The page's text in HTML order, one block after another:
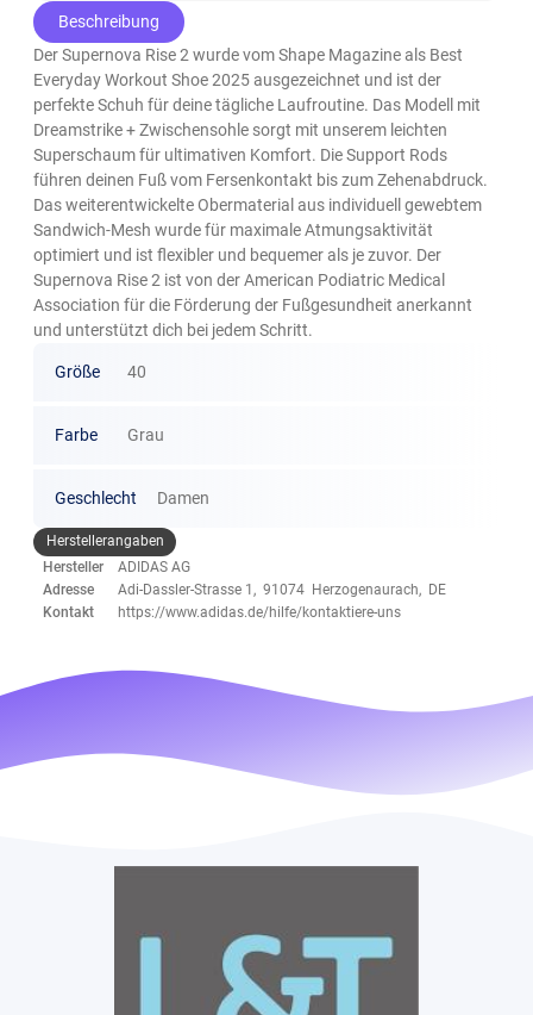
Beschreibung
Der Supernova Rise 2 wurde vom Shape Magazine als Best
Everyday Workout Shoe 2025 ausgezeichnet und ist der
perfekte Schuh für deine tägliche Laufroutine. Das Modell mit
Dreamstrike + Zwischensohle sorgt mit unserem leichten
Superschaum für ultimativen Komfort. Die Support Rods
führen deinen Fuß vom Fersenkontakt bis zum Zehenabdruck.
Das weiterentwickelte Obermaterial aus individuell gewebtem
Sandwich-Mesh wurde für maximale Atmungsaktivität
optimiert und ist flexibler und bequemer als je zuvor. Der
Supernova Rise 2 ist von der American Podiatric Medical
Association für die Förderung der Fußgesundheit anerkannt
und unterstützt dich bei jedem Schritt.
Größe 40
Farbe Grau
Geschlecht Damen
Herstellerangaben
Hersteller
ADIDAS AG
Adresse
Adi-Dassler-Strasse 1, 91074 Herzogenaurach, DE
Kontakt
https://www.adidas.de/hilfe/kontaktiere-uns